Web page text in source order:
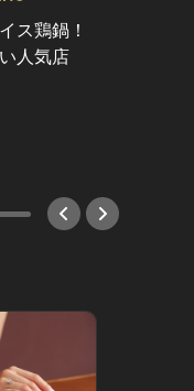
ス鶏鍋！
人気店